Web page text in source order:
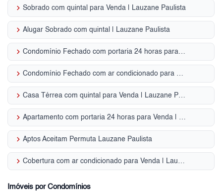
keyboard_arrow_right Sobrado com quintal para Venda | Lauzane Paulista
keyboard_arrow_right Alugar Sobrado com quintal | Lauzane Paulista
keyboard_arrow_right Condomínio Fechado com portaria 24 horas para Venda | Lauzane Paulista
keyboard_arrow_right Condomínio Fechado com ar condicionado para Venda | Lauzane Paulista
keyboard_arrow_right Casa Térrea com quintal para Venda | Lauzane Paulista
keyboard_arrow_right Apartamento com portaria 24 horas para Venda | Lauzane Paulista
keyboard_arrow_right Aptos Aceitam Permuta Lauzane Paulista
keyboard_arrow_right Cobertura com ar condicionado para Venda | Lauzane Paulista
Imóveis por Condomínios